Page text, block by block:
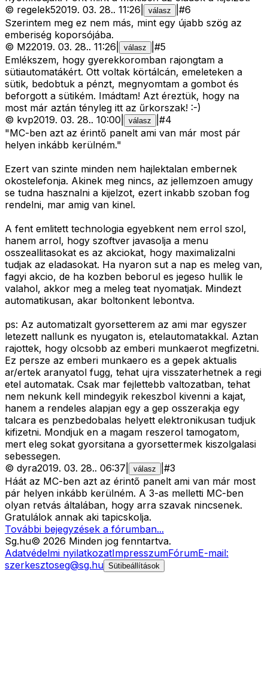
© regelek52019. 03. 28.. 11:26 válasz #6
Szerintem meg ez nem más, mint egy újabb szög az
emberiség koporsójába.
© M22019. 03. 28.. 11:26 válasz #5
Emlékszem, hogy gyerekkoromban rajongtam a
sütiautomatákért. Ott voltak körtálcán, emeleteken a
sütik, bedobtuk a pénzt, megnyomtam a gombot és
beforgott a sütikém. Imádtam! Azt éreztük, hogy na
most már aztán tényleg itt az űrkorszak! :-)
© kvp2019. 03. 28.. 10:00 válasz #4
"MC-ben azt az érintő panelt ami van már most pár
helyen inkább kerülném."
Ezert van szinte minden nem hajlektalan embernek
okostelefonja. Akinek meg nincs, az jellemzoen amugy
se tudna hasznalni a kijelzot, ezert inkabb szoban fog
rendelni, mar amig van kinel.
A fent emlitett technologia egyebkent nem errol szol,
hanem arrol, hogy szoftver javasolja a menu
osszeallitasokat es az akciokat, hogy maximalizalni
tudjak az eladasokat. Ha nyaron sut a nap es meleg van,
fagyi akcio, de ha kozben beborul es jegeso hullik le
valahol, akkor meg a meleg teat nyomatjak. Mindezt
automatikusan, akar boltonkent lebontva.
ps: Az automatizalt gyorsetterem az ami mar egyszer
letezett nallunk es nyugaton is, etelautomatakkal. Aztan
rajottek, hogy olcsobb az emberi munkaerot megfizetni.
Ez persze az emberi munkaero es a gepek aktualis
ar/ertek aranyatol fugg, tehat ujra visszaterhetnek a regi
etel automatak. Csak mar fejlettebb valtozatban, tehat
nem nekunk kell mindegyik rekeszbol kivenni a kajat,
hanem a rendeles alapjan egy a gep osszerakja egy
talcara es penzbedobalas helyett elektronikusan tudjuk
kifizetni. Mondjuk en a magam reszerol tamogatom,
mert eleg sokat gyorsitana a gyorsettermek kiszolgalasi
sebessegen.
© dyra2019. 03. 28.. 06:37 válasz #3
Háát az MC-ben azt az érintő panelt ami van már most
pár helyen inkább kerülném. A 3-as melletti MC-ben
olyan retvás általában, hogy arra szavak nincsenek.
Gratulálok annak aki tapicskolja.
További bejegyzések a fórumban...
Sg.hu© 2026 Minden jog fenntartva.
Adatvédelmi nyilatkozatImpresszumFórumE-mail:
szerkesztoseg@sg.hu Sütibeállítások